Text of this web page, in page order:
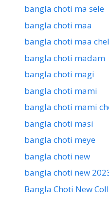
bangla choti ma sele
bangla choti maa
bangla choti maa
bangla choti madam
bangla choti magi
bangla choti mami
bangla choti mami
bangla choti masi
bangla choti meye
bangla choti new
bangla choti new
Bangla Choti New